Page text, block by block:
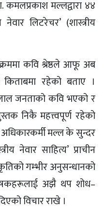
कमलप्रकाश मल्लद्वारा ४४
लिटरेचर’ (शास्त्रीय
कवि श्रेष्ठले आफू अब
रहेको बताए ।
जनताको कवि भएको र
निकै महत्त्वपूर्ण रहेको
मल्ल के सुन्दर
नेवार साहित्य’ प्राचीन
गम्भीर अनुसन्धानको
अझै थप शोध–
विचार राखे ।